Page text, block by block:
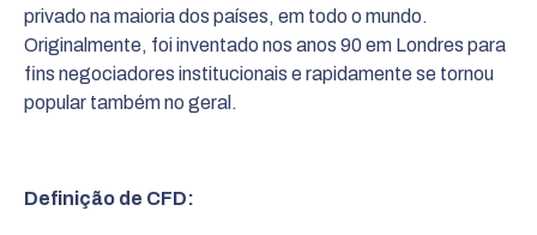
privado na maioria dos países, em todo o mundo.
Originalmente, foi inventado nos anos 90 em Londres para
fins negociadores institucionais e rapidamente se tornou
popular também no geral.
Definição de CFD: